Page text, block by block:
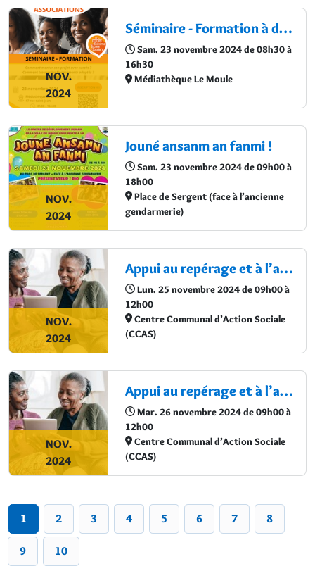
NOV.
2024
Séminaire - Formation à destination des associations
Sam. 23 novembre 2024 de 08h30 à
16h30
Médiathèque Le Moule
NOV.
2024
Jouné ansanm an fanmi !
Sam. 23 novembre 2024 de 09h00 à
18h00
Place de Sergent (face à l’ancienne
gendarmerie)
NOV.
2024
Appui au repérage et à l’accompagnement des séniors vulnérables
Lun. 25 novembre 2024 de 09h00 à
12h00
Centre Communal d’Action Sociale
(CCAS)
NOV.
2024
Appui au repérage et à l’accompagnement des séniors vulnérables
Mar. 26 novembre 2024 de 09h00 à
12h00
Centre Communal d’Action Sociale
(CCAS)
1 2 3 4 5 6 7 8
9 10